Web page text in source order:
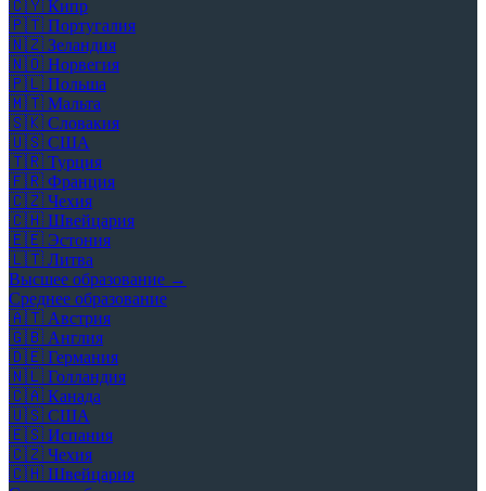
🇨🇾 Кипр
🇵🇹 Португалия
🇳🇿 Зеландия
🇳🇴 Норвегия
🇵🇱 Польша
🇲🇹 Мальта
🇸🇰 Словакия
🇺🇸 США
🇹🇷 Турция
🇫🇷 Франция
🇨🇿 Чехия
🇨🇭 Швейцария
🇪🇪 Эстония
🇱🇹 Литва
Высшее образование →
Среднее образование
🇦🇹 Австрия
🇬🇧 Англия
🇩🇪 Германия
🇳🇱 Голландия
🇨🇦 Канада
🇺🇸 США
🇪🇸 Испания
🇨🇿 Чехия
🇨🇭 Швейцария